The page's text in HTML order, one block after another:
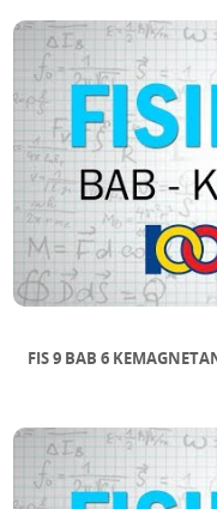
FIS 9 BAB 6